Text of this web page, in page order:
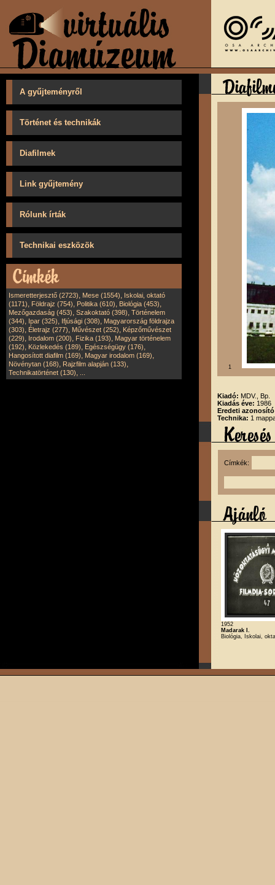
A gyűjteményről
Történet és technikák
Diafilmek
Link gyűjtemény
Rólunk írták
Technikai eszközök
Ismeretterjesztő (2723), Mese (1554), Iskolai, oktató
(1171), Földrajz (754), Politika (610), Biológia (453),
Mezőgazdaság (453), Szakoktató (398), Történelem
(344), Ipar (325), Ifjúsági (308), Magyarország földrajza
(303), Életrajz (277), Művészet (252), Képzőművészet
(229), Irodalom (200), Fizika (193), Magyar történelem
(192), Közlekedés (189), Egészségügy (176),
Hangosított diafilm (169), Magyar irodalom (169),
Növénytan (168), Rajzfilm alapján (133),
Technikatörténet (130),
1
Kiadó: MDV., Bp.
Kiadás éve: 1986
Eredeti
Technika: 1
Címkék:
1952
Madarak I.
Biológia, Iskolai,